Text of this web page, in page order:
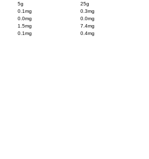
5g
25g
0.1mg
0.3mg
0.0mg
0.0mg
1.5mg
7.4mg
0.1mg 0.4mg